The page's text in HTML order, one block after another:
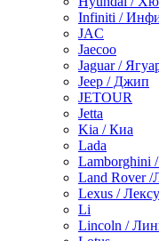
Infiniti /
JAC
Jaecoo
Jaguar /
Jeep / Джип
JETOUR
Jetta
Kia / Киа
Lada
Lamborghini
Land Rover /
Lexus /
Li
Lincoln /